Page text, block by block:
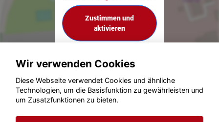
Zustimmen und
aktivieren
© konjunkturmotor.de GmbH 2020 - 2026
Wir verwenden Cookies
Diese Webseite verwendet Cookies und ähnliche
Technologien, um die Basisfunktion zu gewährleisten und
um Zusatzfunktionen zu bieten.